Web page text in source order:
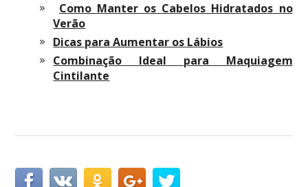
Como Manter os Cabelos Hidratados no
Verão
Dicas para Aumentar os Lábios
Combinação Ideal para Maquiagem
Cintilante